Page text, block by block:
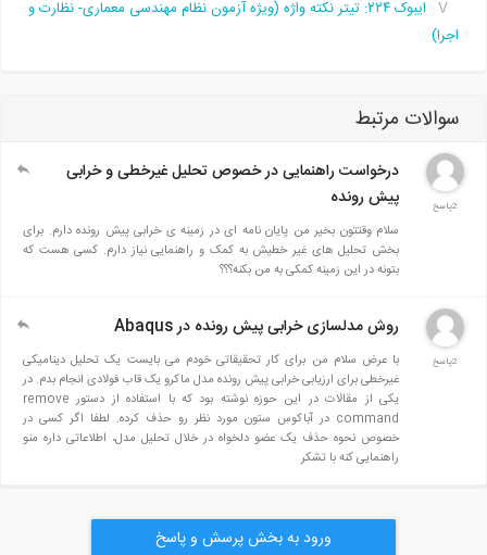
ایبوک ۲۲۴: تیتر نکته واژه (ویژه آزمون نظام مهندسی معماری- نظارت و
اجرا)
سوالات مرتبط
درخواست راهنمایی در خصوص تحلیل غیرخطی و خرابی
پیش رونده
سلام وقتتون بخیر من پایان نامه ای در زمینه ی خرابی پیش رونده دارم. برای
بخش تحلیل های غیر خطیش به کمک و راهنمایی نیاز دارم. کسی هست که
بتونه در این زمینه کمکی به من بکنه؟؟؟
روش مدلسازی خرابی پیش رونده در Abaqus
با عرض سلام من برای کار تحقیقاتی خودم می بایست یک تحلیل دینامیکی
غیرخطی برای ارزیابی خرابی پیش رونده مدل ماکرو یک قاب فولادی انجام بدم. در
یکی از مقالات در این حوزه نوشته بود که با استفاده از دستور remove
command در آباکوس ستون مورد نظر رو حذف کرده. لطفا اگر کسی در
خصوص نحوه حذف یک عضو دلخواه در خلال تحلیل مدل، اطلاعاتی داره منو
راهنمایی کنه با تشکر
ورود به بخش پرسش و پاسخ